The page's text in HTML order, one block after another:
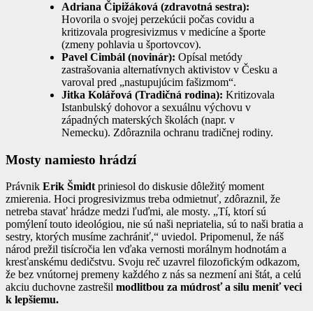
Adriana Čipižáková (zdravotná sestra):
Hovorila o svojej perzekúcii počas covidu a
kritizovala progresivizmus v medicíne a športe
(zmeny pohlavia u športovcov).
Pavel Cimbál (novinár): Opísal metódy
zastrašovania alternatívnych aktivistov v Česku a
varoval pred „nastupujúcim fašizmom“.
Jitka Kolářová (Tradičná rodina): Kritizovala
Istanbulský dohovor a sexuálnu výchovu v
západných materských školách (napr. v
Nemecku). Zdôraznila ochranu tradičnej rodiny.
Mosty namiesto hrádzí
Právnik Erik Šmidtpriniesol do diskusie dôležitý moment
zmierenia. Hoci progresivizmus treba odmietnuť, zdôraznil, že
netreba stavať hrádze medzi ľuďmi, ale mosty. „Tí, ktorí sú
pomýlení touto ideológiou, nie sú naši nepriatelia, sú to naši bratia a
sestry, ktorých musíme zachrániť,“ uviedol. Pripomenul, že náš
národ prežil tisícročia len vďaka vernosti morálnym hodnotám a
kresťanskému dedičstvu. Svoju reč uzavrel filozofickým odkazom,
že bez vnútornej premeny každého z nás sa nezmení ani štát, a celú
akciu duchovne zastrešil modlitbou za múdrosť a silu meniť veci
k lepšiemu.